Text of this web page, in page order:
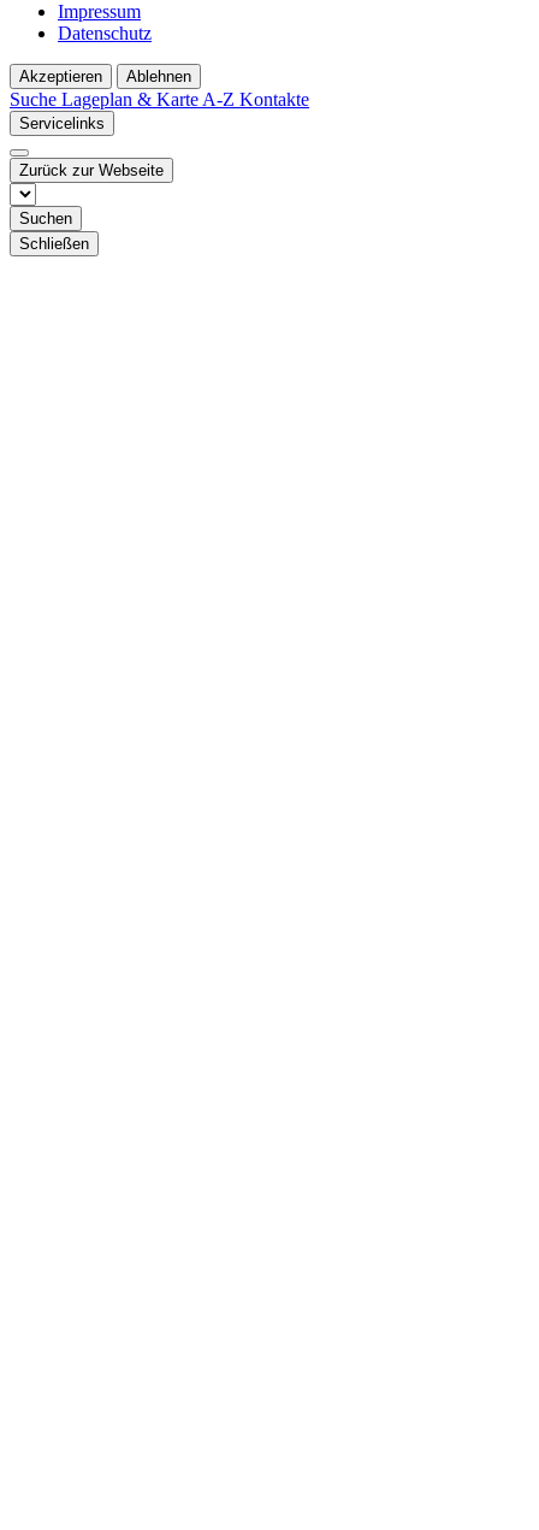
Impressum
Datenschutz
Akzeptieren Ablehnen
Suche Lageplan & Karte A-Z Kontakte
Servicelinks
Zurück zur Webseite
Suchen
Schließen